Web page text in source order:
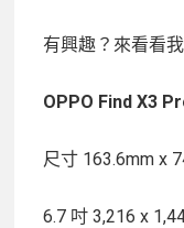
有興趣？來看看
OPPO Find X3
尺寸 163.6mm x
6.7 吋 3,216 x